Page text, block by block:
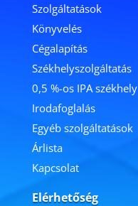
Szolgáltatások
Könyvelés
Cégalapítás
Székhelyszolgáltatás
0,5 %-os IPAszékhely
Irodafoglalás
Egyéb szolgáltatások
Árlista
Kapcsolat
Elérhetőség